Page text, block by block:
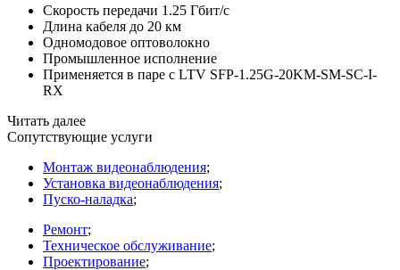
Скорость передачи 1.25 Гбит/с
Длина кабеля до 20 км
Одномодовое оптоволокно
Промышленное исполнение
Применяется в паре с LTV SFP-1.25G-20KM-SM-SC-I-
RX
Читать далее
Сопутствующие услуги
Монтаж видеонаблюдения;
Установка видеонаблюдения;
Пуско-наладка;
Ремонт;
Техническое обслуживание;
Проектирование;